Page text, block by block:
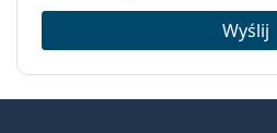
Wyślij